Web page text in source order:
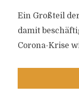
Ein Großteil
damit
Corona-Krise